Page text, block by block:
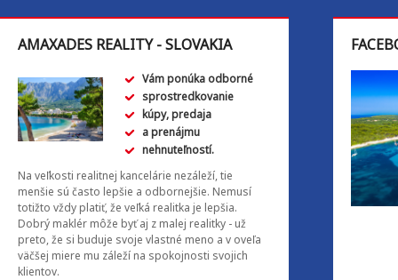
AMAXADES REALITY - SLOVAKIA
Vám ponúka odborné
sprostredkovanie
kúpy, predaja
a prenájmu
nehnuteľností.
Na veľkosti realitnej kancelárie nezáleží, tie
menšie sú často lepšie a odbornejšie. Nemusí
totižto vždy platiť, že veľká realitka je lepšia.
Dobrý maklér môže byť aj z malej realitky - už
preto, že si buduje svoje vlastné meno a v oveľa
väčšej miere mu záleží na spokojnosti svojich
klientov.